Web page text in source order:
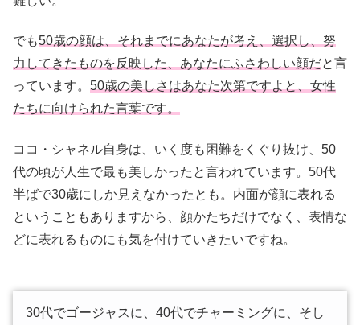
でも50歳の顔は、それまでにあなたが考え、選択し、努
力してきたものを反映した、あなたにふさわしい顔だと言
っています。 50歳の美しさはあなた次第ですよと、女性
たちに向けられた言葉です。
ココ・シャネル自身は、いく度も困難をくぐり抜け、50
代の頃が人生で最も美しかったと言われています。50代
半ばで30歳にしか見えなかったとも。内面が顔に表れる
ということもありますから、顔かたちだけでなく、表情な
どに表れるものにも気を付けていきたいですね。
30代でゴージャスに、40代でチャーミングに、そし